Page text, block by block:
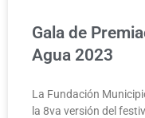
Gala de
Agua 2023
La Fundación
la 8va versión del